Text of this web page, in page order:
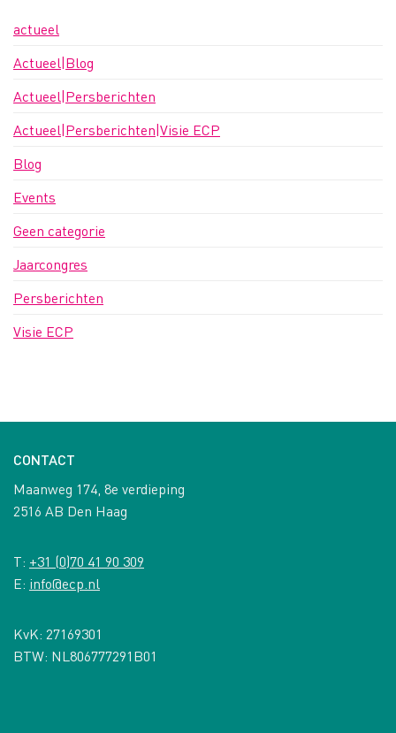
actueel
Actueel|Blog
Actueel|Persberichten
Actueel|Persberichten|Visie ECP
Blog
Events
Geen categorie
Jaarcongres
Persberichten
Visie ECP
CONTACT
Maanweg 174, 8e verdieping
2516 AB Den Haag
T: +31 (0)70 41 90 309
E: info@ecp.nl
KvK: 27169301
BTW: NL806777291B01